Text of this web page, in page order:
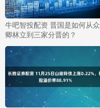
牛吧智投配资 晋国是如何从众
卿林立到三家分晋的？